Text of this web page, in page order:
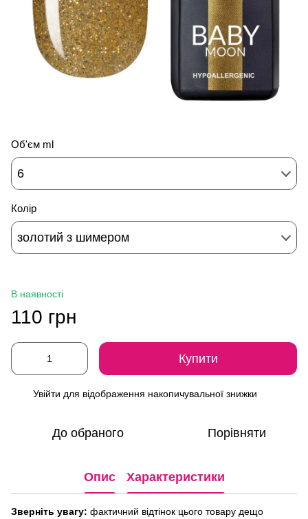
Об'єм ml
6
Колір
золотий з шимером
В наявності
110 грн
Купити
Увійти для відображення накопичувальної знижки
До обраного Порівняти
Опис Характеристики
Зверніть увагу: фактичний відтінок цього товару дещо